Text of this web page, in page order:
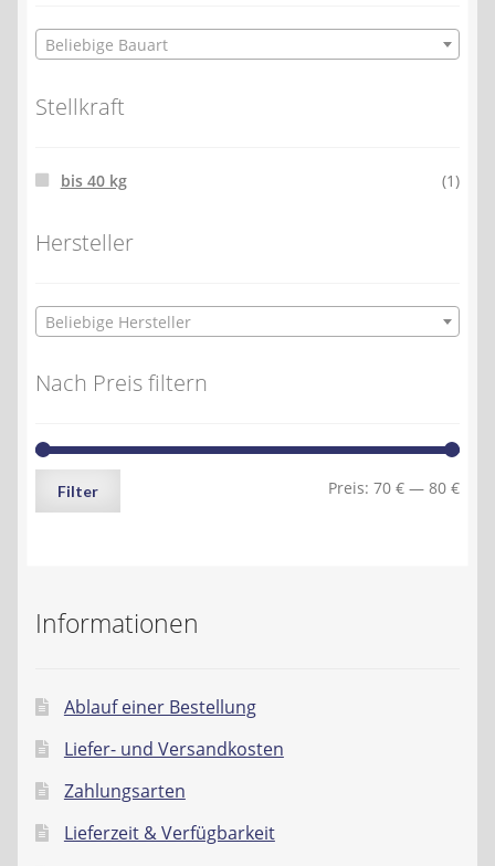
Beliebige Bauart
Stellkraft
bis 40 kg (1)
Hersteller
Beliebige Hersteller
Nach Preis filtern
Min.
Max.
Filter Preis: 70 € — 80 €
Informationen
Ablauf einer Bestellung
Liefer- und Versandkosten
Zahlungsarten
Lieferzeit & Verfügbarkeit